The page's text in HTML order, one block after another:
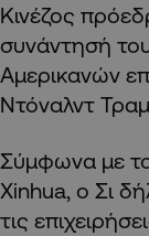
Κινέζος
συνάντησή
Αμερικανών
Ντόναλντ
Σύμφωνα με το
Xinhua, ο Σι
τις